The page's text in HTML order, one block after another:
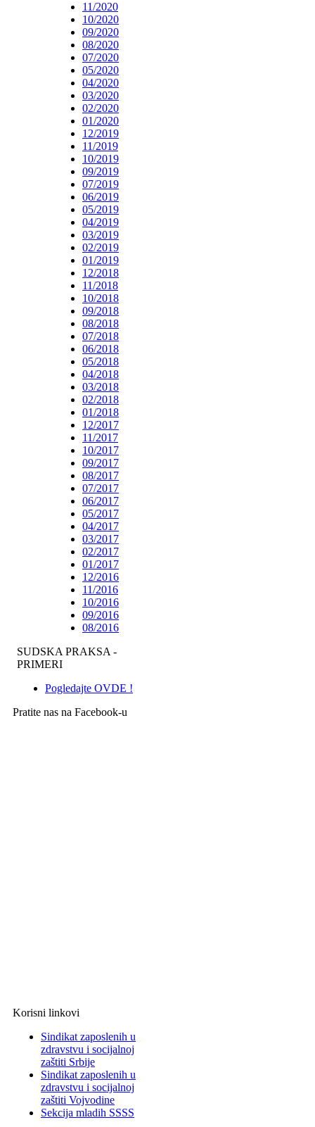
11/2020
10/2020
09/2020
08/2020
07/2020
05/2020
04/2020
03/2020
02/2020
01/2020
12/2019
11/2019
10/2019
09/2019
07/2019
06/2019
05/2019
04/2019
03/2019
02/2019
01/2019
12/2018
11/2018
10/2018
09/2018
08/2018
07/2018
06/2018
05/2018
04/2018
03/2018
02/2018
01/2018
12/2017
11/2017
10/2017
09/2017
08/2017
07/2017
06/2017
05/2017
04/2017
03/2017
02/2017
01/2017
12/2016
11/2016
10/2016
09/2016
08/2016
SUDSKA PRAKSA -
PRIMERI
Pogledajte OVDE !
Pratite nas na Facebook-u
Korisni linkovi
Sindikat zaposlenih u
zdravstvu i socijalnoj
zaštiti Srbije
Sindikat zaposlenih u
zdravstvu i socijalnoj
zaštiti Vojvodine
Sekcija mladih SSSS